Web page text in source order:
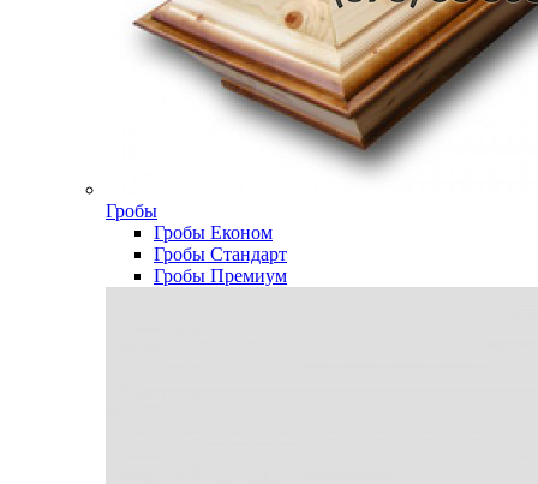
Гробы
Гробы Економ
Гробы Стандарт
Гробы Премиум